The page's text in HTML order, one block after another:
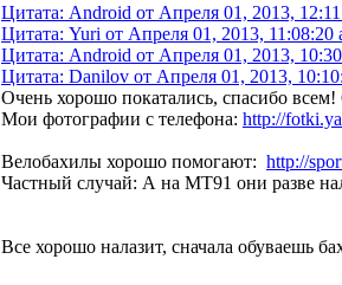
Цитата: Android от Апреля 01, 2013,
Цитата: Yuri от Апреля 01, 2013, 11:08:20
Цитата: Android от Апреля 01, 2013,
Цитата: Danilov от Апреля 01, 2013,
Очень хорошо покатались, спасибо
Мои фотографии с телефона: http://
Велобахилы хорошо помогают: http://
Частный случай: А на MT91 они разве
Все хорошо налазит, сначала обуваешь